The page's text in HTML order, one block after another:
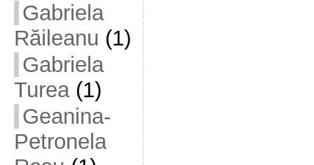
Gabriela
Răileanu (1)
Gabriela
Turea(1)
Geanina-
Petronela